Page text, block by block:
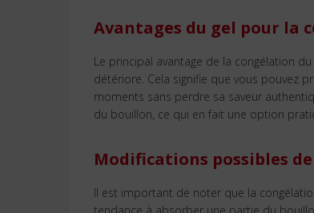
Avantages du gel pour la
Le principal avantage de la congélation
détériore. Cela signifie que vous pouvez
moments sans perdre sa saveur
du bouillon, ce qui en fait une option
Modifications possibles
Il est important de noter que la